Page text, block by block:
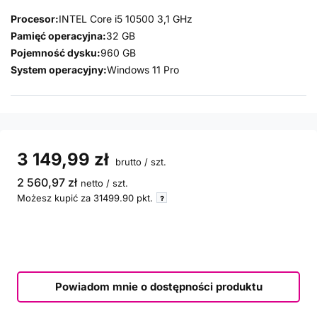
Procesor:INTEL Core i5 10500 3,1 GHz
Pamięć operacyjna:32 GB
Pojemność dysku:960 GB
System operacyjny:Windows 11 Pro
3 149,99 zł brutto / szt.
2 560,97 zł netto / szt.
Możesz kupić za 31499.90 pkt.
Powiadom mnie o dostępności produktu